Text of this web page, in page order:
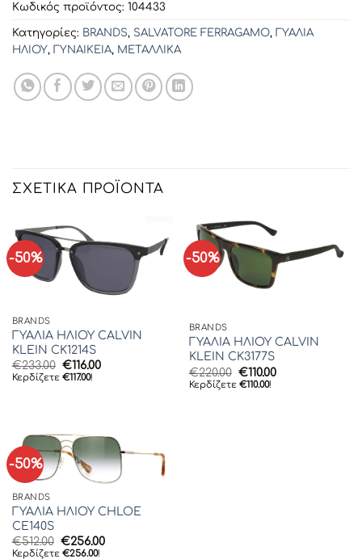
Κωδικός προϊόντος: 104433
Κατηγορίες: BRANDS, SALVATORE FERRAGAMO, ΓΥΑΛΙΑ
ΗΛΙΟΥ, ΓΥΝΑΙΚΕΙΑ, ΜΕΤΑΛΛΙΚΑ
ΣΧΕΤΙΚΆ ΠΡΟΪΌΝΤΑ
-50%
BRANDS
ΓΥΑΛΙΑ ΗΛΙΟΥ CALVIN
KLEIN CK1214S
€233.00 Original
price
€116.00Η
Κερδίζετε €117.00!
-50%
BRANDS
ΓΥΑΛΙΑ ΗΛΙΟΥ CALVIN
KLEIN CK3177S
€220.00 Original
price
€110.00Η
Κερδίζετε €110.00!
-50%
BRANDS
ΓΥΑΛΙΑ ΗΛΙΟΥ CHLOE
CE140S
€512.00 Original
price
€256.00Η
Κερδίζετε €256.00!